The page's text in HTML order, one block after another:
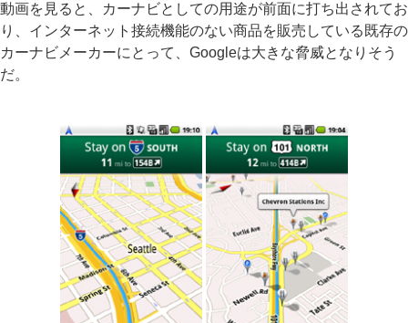
動画を見ると、カーナビとしての用途が前面に打ち出されてお
り、インターネット接続機能のない商品を販売している既存の
カーナビメーカーにとって、Googleは大きな脅威となりそう
だ。